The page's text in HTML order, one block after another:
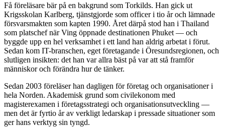
Få föreläsare bär på en bakgrund som Torkilds. Han gick ut
Krigsskolan Karlberg, tjänstgjorde som officer i tio år och lämnade
försvarsmakten som kapten 1990. Året därpå stod han i Thailand
som platschef när Ving öppnade destinationen Phuket — och
byggde upp en hel verksamhet i ett land han aldrig arbetat i förut.
Sedan kom IT-branschen, eget företagande i Öresundsregionen, och
slutligen insikten: det han var allra bäst på var att stå framför
människor och förändra hur de tänker.
Sedan 2003 föreläser han dagligen för företag och organisationer i
hela Norden. Akademisk grund som civilekonom med
magisterexamen i företagsstrategi och organisationsutveckling —
men det är fyrtio år av verkligt ledarskap i pressade situationer som
ger hans verktyg sin tyngd.